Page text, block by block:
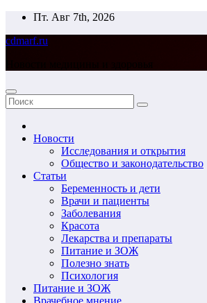
Перейти
содержимому
Пт. Авг 7th, 2026
cdmarf.ru
Новости
Исследования и открытия
Общество и законодательство
Статьи
Беременность и дети
Врачи и пациенты
Заболевания
Красота
Лекарства и препараты
Питание и ЗОЖ
Полезно знать
Психология
Питание и ЗОЖ
Врачебное мнение